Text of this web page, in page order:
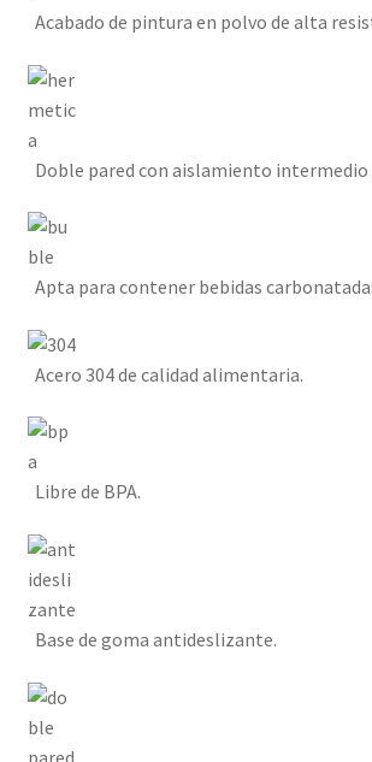
Acabado de pintura en polvo de alta
Doble pared con aislamiento intermedio
Apta para contener bebidas
Acero 304 de calidad alimentaria.
Libre de BPA.
Base de goma antideslizante.